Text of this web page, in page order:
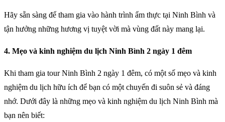
Hãy sẵn sàng để tham gia vào hành trình ẩm thực tại Ninh Bình và
tận hưởng những hương vị tuyệt vời mà vùng đất này mang lại.
4. Mẹo và kinh nghiệm du lịch Ninh Bình 2 ngày 1 đêm
Khi tham gia tour Ninh Bình 2 ngày 1 đêm, có một số mẹo và kinh
nghiệm du lịch hữu ích để bạn có một chuyến đi suôn sẻ và đáng
nhớ. Dưới đây là những mẹo và kinh nghiệm du lịch Ninh Bình mà
bạn nên biết: